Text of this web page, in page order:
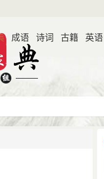
成语 诗词 古籍 英语